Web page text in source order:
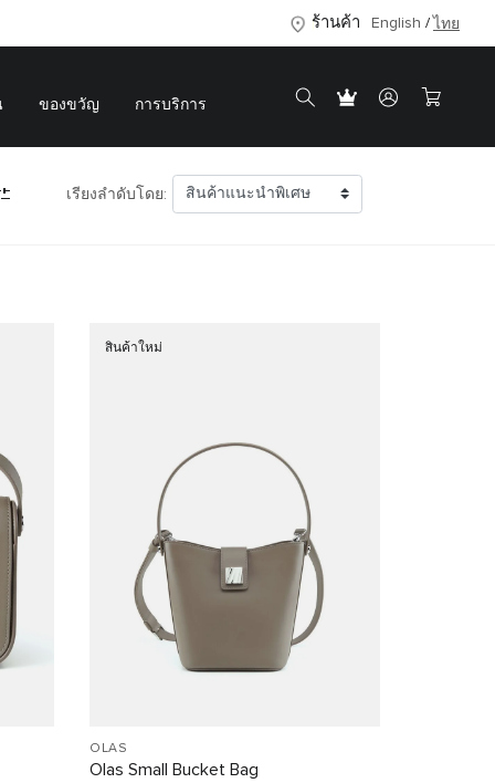
ร้านค้า English ไทย
ของขวัญ การบริการ
เรียงลำดับโดย:
สินค้าใหม่
OLAS
Olas Small Bucket Bag